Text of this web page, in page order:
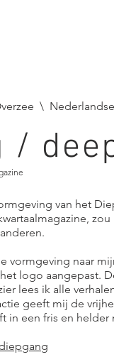
\
/
van het
vormgeving naar
logo aangepast.
lees ik alle
geeft mij de
in een fris en helder